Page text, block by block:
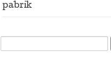
pabrik
Search
for: